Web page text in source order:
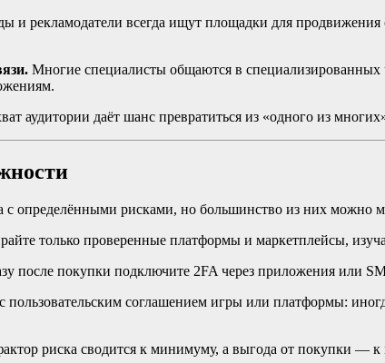
и рекламодатели всегда ищут площадки для
Многие специалисты общаются в специализированных
аудитории даёт шанс превратиться из «одного из
с определёнными рисками, но большинство из них можно
только проверенные платформы и маркетплейсы,
после покупки подключите 2FA через приложения или
пользовательским соглашением игры или платформы:
риска сводится к минимуму, а выгода от покупки — к